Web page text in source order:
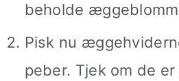
beholde
Pisk nu
peber. Tjek om de